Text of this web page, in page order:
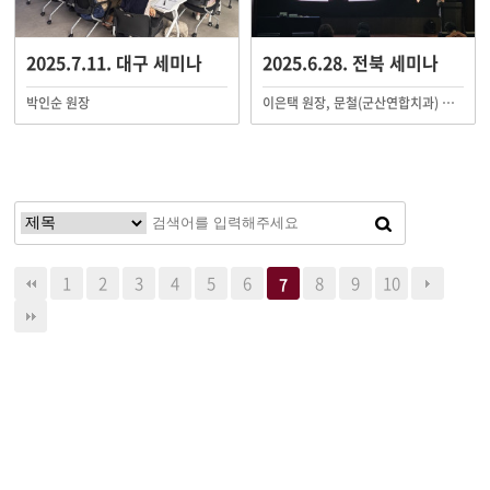
2025.7.11. 대구 세미나
박인순 원장
2025.6.28. 전북 세미나
이은택 원장, 문철(군산연합치과) 원장
1 2 3 4 5 6 7 8 9 10